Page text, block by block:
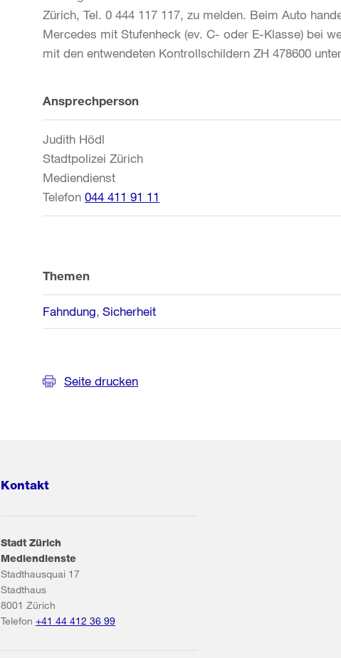
Zürich, Tel. 0 444 117 117, zu melden. Beim Auto
Mercedes mit Stufenheck (ev. C- oder E-Klasse) bei
mit den entwendeten Kontrollschildern ZH 478600
Weitere
Informationen
Ansprechperson
Judith Hödl
Stadtpolizei Zürich
Mediendienst
Telefon 044 411 91 11
Themen
Fahndung Sicherheit
Seite drucken
Kontakt
Stadt Zürich
Mediendienste
Stadthausquai 17
Stadthaus
8001 Zürich
Telefon +41 44 412 36 99